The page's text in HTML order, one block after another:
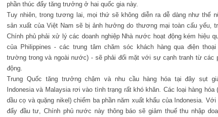
phần thúc đẩy tăng trưởng ở hai quốc gia này.
Tuy nhiên, trong tương lai, mọi thứ sẽ không diễn ra dễ dàng như thế
sản xuất của Việt Nam sẽ bị ảnh hưởng do thương mại toàn cấu yếu,
Chính phủ phải xử lý các doanh nghiệp Nhà nước hoạt động kém hiệu
của Philippines - các trung tâm chăm sóc khách hàng qua điện
trường trong và ngoài nước) - sẽ phải đối mặt với sự cạnh tranh từ các
động.
Trung Quốc tăng trưởng chậm và nhu cầu hàng hóa tại đây sụt
Indonesia và Malaysia rơi vào tình trạng rất khó khăn. Các loại hàng hóa
dầu cọ và quặng nikel) chiếm ba phần năm xuất khẩu của Indonesia.
đẩy đầu tư, Chính phủ nước này thông báo sẽ giảm thuế thu nhập